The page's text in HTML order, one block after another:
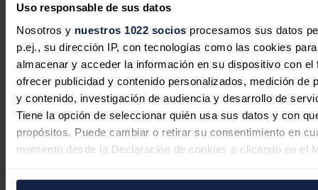
Uso responsable de sus datos
Nosotros y nuestros 1022 socios procesamos sus datos
p.ej., su dirección IP, con tecnologías como las cookies para
almacenar y acceder la información en su dispositivo con el
ofrecer publicidad y contenido personalizados, medición de
y contenido, investigación de audiencia y desarrollo de
Tiene la opción de seleccionar quién usa sus datos y con
propósitos. Puede cambiar o retirar su consentimiento en
momento desde la Declaración de cookies o clicando en el
minoritaria en un proyecto de
terminal de CO2 en el Puerto de
Ámsterdam
Redacción30/07/2026
Industria abre la convocatoria de
subvenciones para compensar los